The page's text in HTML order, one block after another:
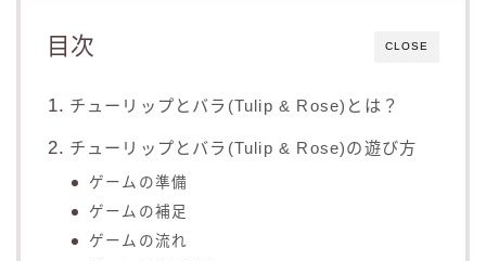
CLOSE
目次
チューリップとバラ(Tulip & Rose)とは？
チューリップとバラ(Tulip & Rose)の遊び方
ゲームの準備
ゲームの補足
ゲームの流れ